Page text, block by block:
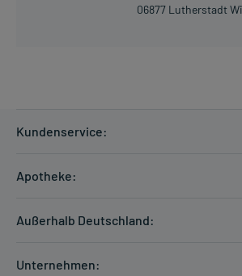
06877 Lutherstadt
Kundenservice:
Zahlungsarten
Hilfe
Apotheke:
Außerhalb Deutschland:
Unternehmen: